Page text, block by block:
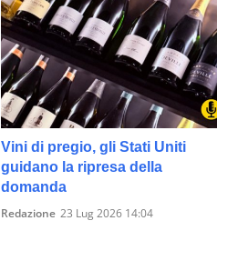
Vini di pregio, gli Stati Uniti
guidano la ripresa della
domanda
Redazione 23 Lug 2026 14:04